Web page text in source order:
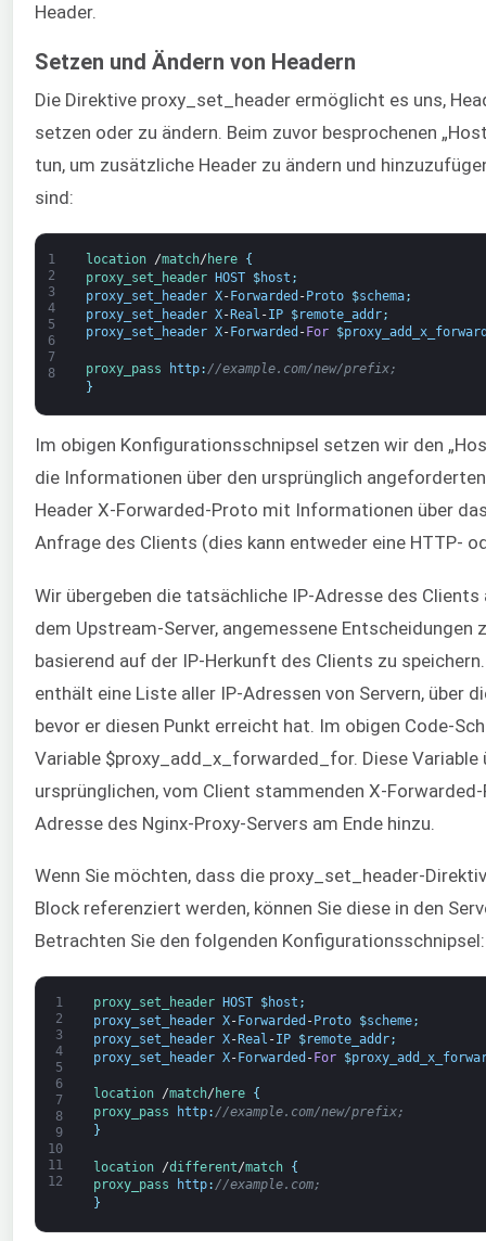
Header.
Setzen und Ändern von Headern
Die Direktive proxy_set_header ermöglicht es uns,
setzen oder zu ändern. Beim zuvor besprochenen
tun, um zusätzliche Header zu ändern und
sind:
1
2
3
4
5
6
7
8
location /match/ here
{
proxy_set_header
HOST $host ;
proxy_set_header X-Forwarded -Proto $schema;
proxy_set_header X-Real -IP $remote_addr;
proxy_set_header X- Forwarded - For $
proxy_pass http: //example.com/new/prefix;
}
Im obigen Konfigurationsschnipsel setzen wir den
die Informationen über den ursprünglich
Header X-Forwarded-Proto mit Informationen über
Anfrage des Clients (dies kann entweder eine HTTP-
Wir übergeben die tatsächliche IP-Adresse des Clients
dem Upstream-Server, angemessene
basierend auf der IP-Herkunft des Clients zu
enthält eine Liste aller IP-Adressen von Servern, über
bevor er diesen Punkt erreicht hat. Im obigen Code-
Variable $proxy_add_x_forwarded_for. Diese
ursprünglichen, vom Client stammenden X-
Adresse des Nginx-Proxy-Servers am Ende hinzu.
Wenn Sie möchten, dass die proxy_set_header-
Block referenziert werden, können Sie diese in den
Betrachten Sie den folgenden Konfigurationsschnipsel:
1
2
3
4
5
6
7
8
9
10
11
12
proxy_set_header HOST $host ;
proxy_set_header X- Forwarded - Proto $scheme;
proxy_set_header X- Real -IP $remote_addr;
proxy_set_header X-Forwarded -For $
location /match/ here
{
proxy_pass
http: //example.com/new/prefix;
}
location /different/match
{
proxy_pass
http: //example.com;
}